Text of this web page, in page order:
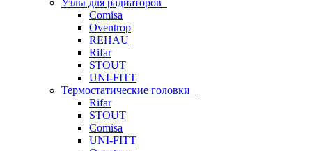
Узлы для радиаторов
Comisa
Oventrop
REHAU
Rifar
STOUT
UNI-FITT
Термостатические головки
Rifar
STOUT
Comisa
UNI-FITT